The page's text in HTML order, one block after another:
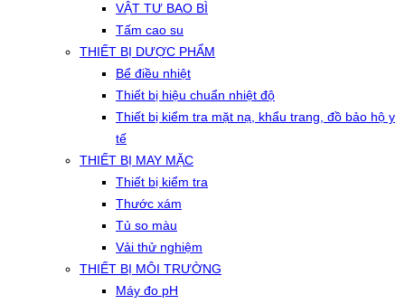
VẬT TƯ BAO BÌ
Tấm cao su
THIẾT BỊ DƯỢC PHẨM
Bể điều nhiệt
Thiết bị hiệu chuẩn nhiệt độ
Thiết bị kiểm tra mặt nạ, khẩu trang, đồ bảo hộ y
tế
THIẾT BỊ MAY MẶC
Thiết bị kiểm tra
Thước xám
Tủ so màu
Vải thử nghiệm
THIẾT BỊ MÔI TRƯỜNG
Máy đo pH